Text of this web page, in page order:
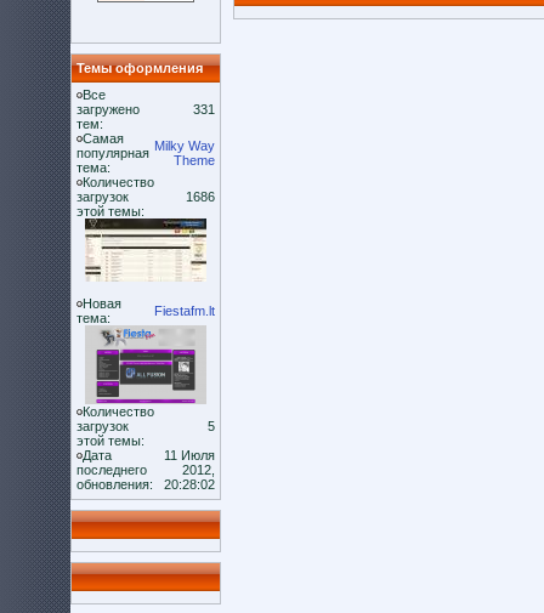
Темы оформления
Все
загружено
тем:
331
Самая
популярная
тема:
Milky Way
Theme
Количество
загрузок
этой темы:
1686
Новая
тема:
Fiestafm.lt
Количество
загрузок
этой темы:
5
Дата
последнего
обновления:
11 Июля
2012,
20:28:02